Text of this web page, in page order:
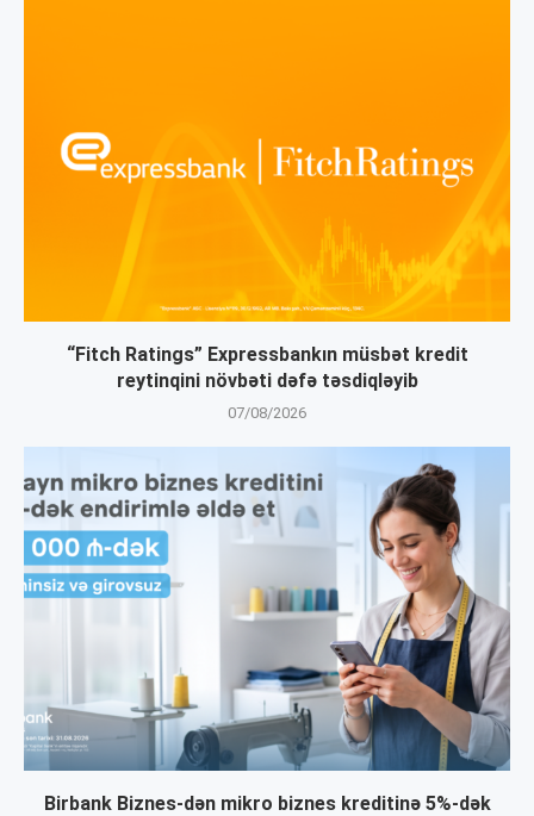
“Fitch Ratings” Expressbankın müsbət kredit
reytinqini növbəti dəfə təsdiqləyib
07/08/2026
Birbank Biznes-dən mikro biznes kreditinə 5%-dək